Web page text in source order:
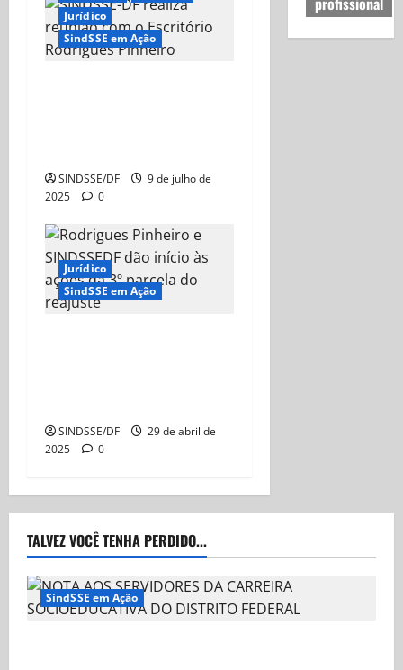
Jurídico
SindSSE em Ação
SINDSSE/DF
9 de julho de
2025
0
Jurídico
SindSSE em Ação
SINDSSE/DF
29 de abril de
2025
0
TALVEZ VOCÊ TENHA PERDIDO...
SindSSE em Ação